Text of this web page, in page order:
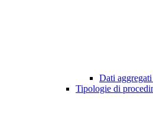
Dati
Tipologie di